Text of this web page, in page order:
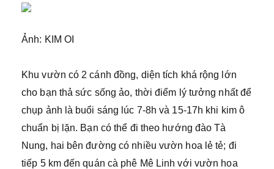
Ảnh: KIM OI
Khu vườn có 2 cánh đồng, diện tích khá rộng lớn
cho bạn thả sức sống ảo, thời điểm lý tưởng nhất để
chụp ảnh là buổi sáng lúc 7-8h và 15-17h khi kim ô
chuẩn bị lặn. Bạn có thể đi theo hướng đào Tà
Nung, hai bên đường có nhiều vườn hoa lẻ tẻ; đi
tiếp 5 km đến quán cà phê Mê Linh với vườn hoa